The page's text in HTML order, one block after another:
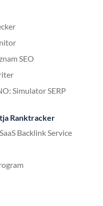
SEO
Simulator SERP
Ranktracker
Backlink Service